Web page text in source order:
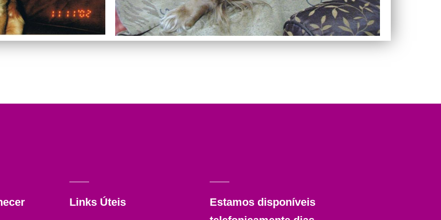
Links Úteis
Estamos disponíveis